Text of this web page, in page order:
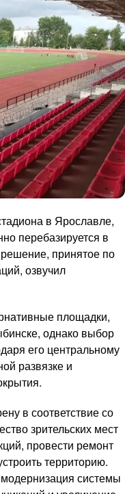
в Ярославле,
перебазируется в
принятое по
озвучил
площадки,
однако выбор
его центральному
развязке и
в соответствие со
зрительских мест
провести ремонт
территорию.
системы